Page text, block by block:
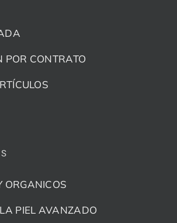
POR CONTRATO
ORGANICOS
PIEL AVANZADO